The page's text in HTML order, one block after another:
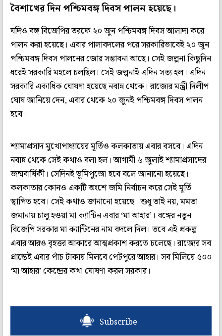
বৈশাখের দিন পশ্চিমবঙ্গ দিবস পালন হয়েছে।
যদিও বঙ্গ বিজেপির তরফে ২০ জুন পশ্চিমবঙ্গ দিবস আলাদা করে
পালন করা হয়েছে। এবার পালাবদলের পরে সরকারিভাবেই ২০ জুন
পশ্চিমবঙ্গ দিবস পালনের জোর সম্ভাবনা আছে। সেই জল্পনা কিছুদিন
ধরেই সরকারি মহলে চলছিল। সেই জল্পনাই এদিন সত্য হল। এদিন
সরকারি একাধিক ঘোষণা হয়েছে নবান্ন থেকে। রাজ্যের মন্ত্রী দিলীপ
ঘোষ জানিয়ে দেন, এবার থেকে ২০ জুনই পশ্চিমবঙ্গ দিবস পালন
হবে।
শ্যামাপ্রসাদ মুখোপাধ্যায়ের মূর্তিও কলকাতায় এবার বসবে। এদিন
নবান্ন থেকে সেই কথাও বলা হল। আগামী ৬ জুলাই শ্যামাপ্রসাদের
জন্মবার্ষিকী। সেদিনই ভূমিপুজো হবে বলে জানানো হয়েছে।
কলকাতার কোনও একটি অংশে জমি নির্বাচন করে সেই মূর্তি
স্থাপিত হবে। সেই কথাও জানানো হয়েছে। শুধু তাই নয়, মমতা
জমানায় চালু হওয়া মা ক্যান্টিন এবার ‘মা আহার’। বঙ্গের নতুন
বিজেপি সরকার মা ক্যান্টিনের নাম বদলে দিল। তবে এই প্রকল্প
এবার আরও বৃহত্তর আকারে আত্মপ্রকাশ করতে চলেছে। রাজ্যের সব
প্রান্তেই এবার পাঁচ টাকায় মিলবে পেটপুরে আহার। সব মিলিয়ে ৫০০
‘মা আহার’ কেন্দ্রের কথা ঘোষণা করল সরকার।
Subscribe